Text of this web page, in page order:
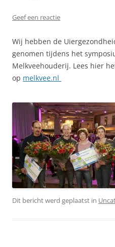
Geef een reactie
Wij hebben de
genomen tijdens het
Melkveehouderij. Lees hier
op melkvee.nl
Dit bericht werd geplaatst in